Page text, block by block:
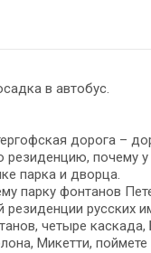
в автобус.
дорога –
почему у
парка и дворца.
парку фонтанов
русских
четыре
Микетти,